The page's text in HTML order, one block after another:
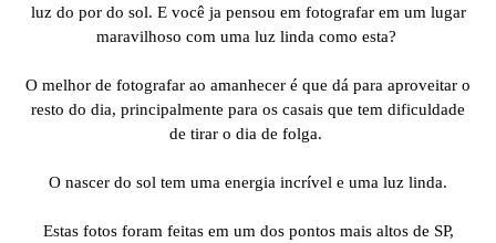
luz do por do sol. E você ja pensou em fotografar em um lugar
maravilhoso com uma luz linda como esta?
O melhor de fotografar ao amanhecer é que dá para aproveitar o
resto do dia, principalmente para os casais que tem dificuldade
de tirar o dia de folga.
O nascer do sol tem uma energia incrível e uma luz linda.
Estas fotos foram feitas em um dos pontos mais altos de SP,